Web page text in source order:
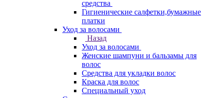
средства
Гигиенические салфетки,бумажные
платки
Уход за волосами
Назад
Уход за волосами
Женские шампуни и бальзамы для
волос
Средства для укладки волос
Краска для волос
Специальный уход